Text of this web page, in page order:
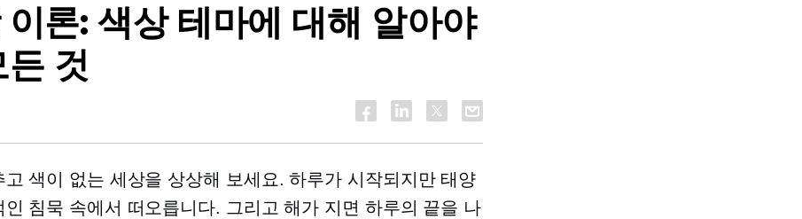
론: 색상 테마에 대해 알아야
것
고 색이 없는 세상을 상상해 보세요. 하루가 시작되지만 태양
인 침묵 속에서 떠오릅니다. 그리고 해가 지면 하루의 끝을 나